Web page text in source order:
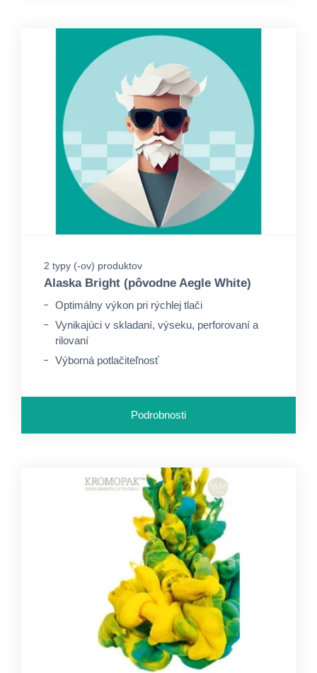
2 typy (-ov) produktov
Alaska Bright (pôvodne Aegle White)
Optimálny výkon pri rýchlej tlači
Vynikajúci v skladaní, výseku, perforovaní a
rilovaní
Výborná potlačiteľnosť
Podrobnosti